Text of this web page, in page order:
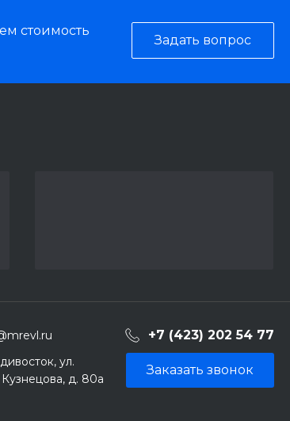
стоимость
Задать вопрос
+7 (423) 202 54 77
ул.
д. 80а
Заказать звонок